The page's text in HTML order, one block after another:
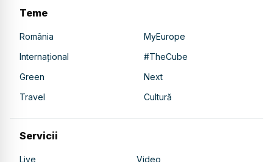
Teme
România
MyEurope
Internațional
#TheCube
Green
Next
Travel
Cultură
Servicii
Live Video